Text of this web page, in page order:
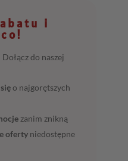
i
do naszej
o najgorętszych
zanim znikną
oferty niedostępne